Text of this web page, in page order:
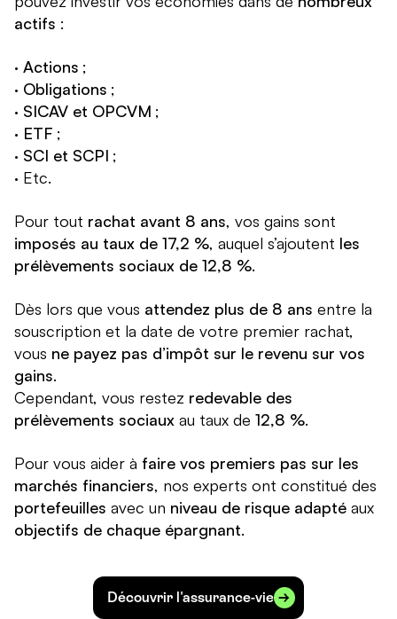
actifs :
· Actions ;
· Obligations ;
· SICAV et OPCVM ;
· ETF ;
· SCI et SCPI ;
· Etc.
Pour tout rachat avant 8 ans, vos gains sont
imposés au taux de 17,2 %, auquel s’ajoutent les
prélèvements sociaux de 12,8 %.
Dès lors que vous attendez plus de 8 ans entre la
souscription et la date de votre premier rachat,
vous ne payez pas d’impôt sur le revenu sur vos
gains.
Cependant, vous restez redevable des
prélèvements sociaux au taux de 12,8 %.
Pour vous aider à faire vos premiers pas sur les
marchés financiers, nos experts ont constitué des
portefeuilles avec un niveau de risque adapté aux
objectifs de chaque épargnant.
Découvrir l'assurance-vie